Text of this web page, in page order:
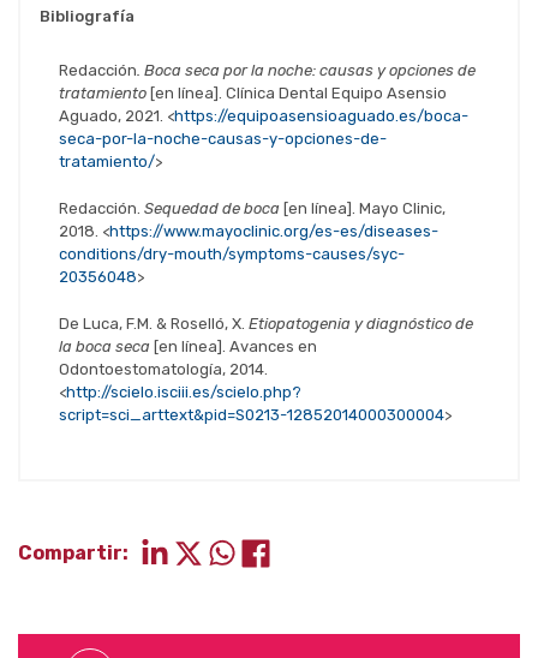
Bibliografía
Redacción. Boca seca por la noche: causas y opciones de
tratamiento [en línea]. Clínica Dental Equipo Asensio
Aguado, 2021. <https://equipoasensioaguado.es/boca-
seca-por-la-noche-causas-y-opciones-de-
tratamiento/>
Redacción. Sequedad de boca [en línea]. Mayo Clinic,
2018. <https://www.mayoclinic.org/es-es/diseases-
conditions/dry-mouth/symptoms-causes/syc-
20356048>
De Luca, F.M. & Roselló, X. Etiopatogenia y diagnóstico de
la boca seca [en línea]. Avances en
Odontoestomatología, 2014.
<http://scielo.isciii.es/scielo.php?
script=sci_arttext&pid=S0213-12852014000300004>
Compartir: